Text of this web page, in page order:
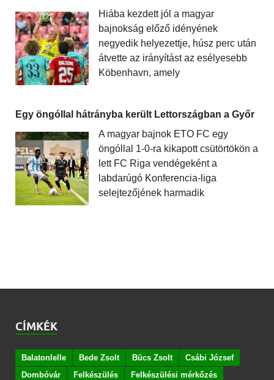
Hiába kezdett jól a magyar
bajnokság előző idényének
negyedik helyezettje, húsz perc után
átvette az irányítást az esélyesebb
Köbenhavn, amely
Egy öngóllal hátrányba került Lettországban a Győr
A magyar bajnok ETO FC egy
öngóllal 1-0-ra kikapott csütörtökön a
lett FC Riga vendégeként a
labdarúgó Konferencia-liga
selejtezőjének harmadik
CÍMKÉK
Balatonlelle Bede Zsolt Bücs Zsolt
Csábi József
Dombóvár
Felkészülés
Felkészülési mérkőzés